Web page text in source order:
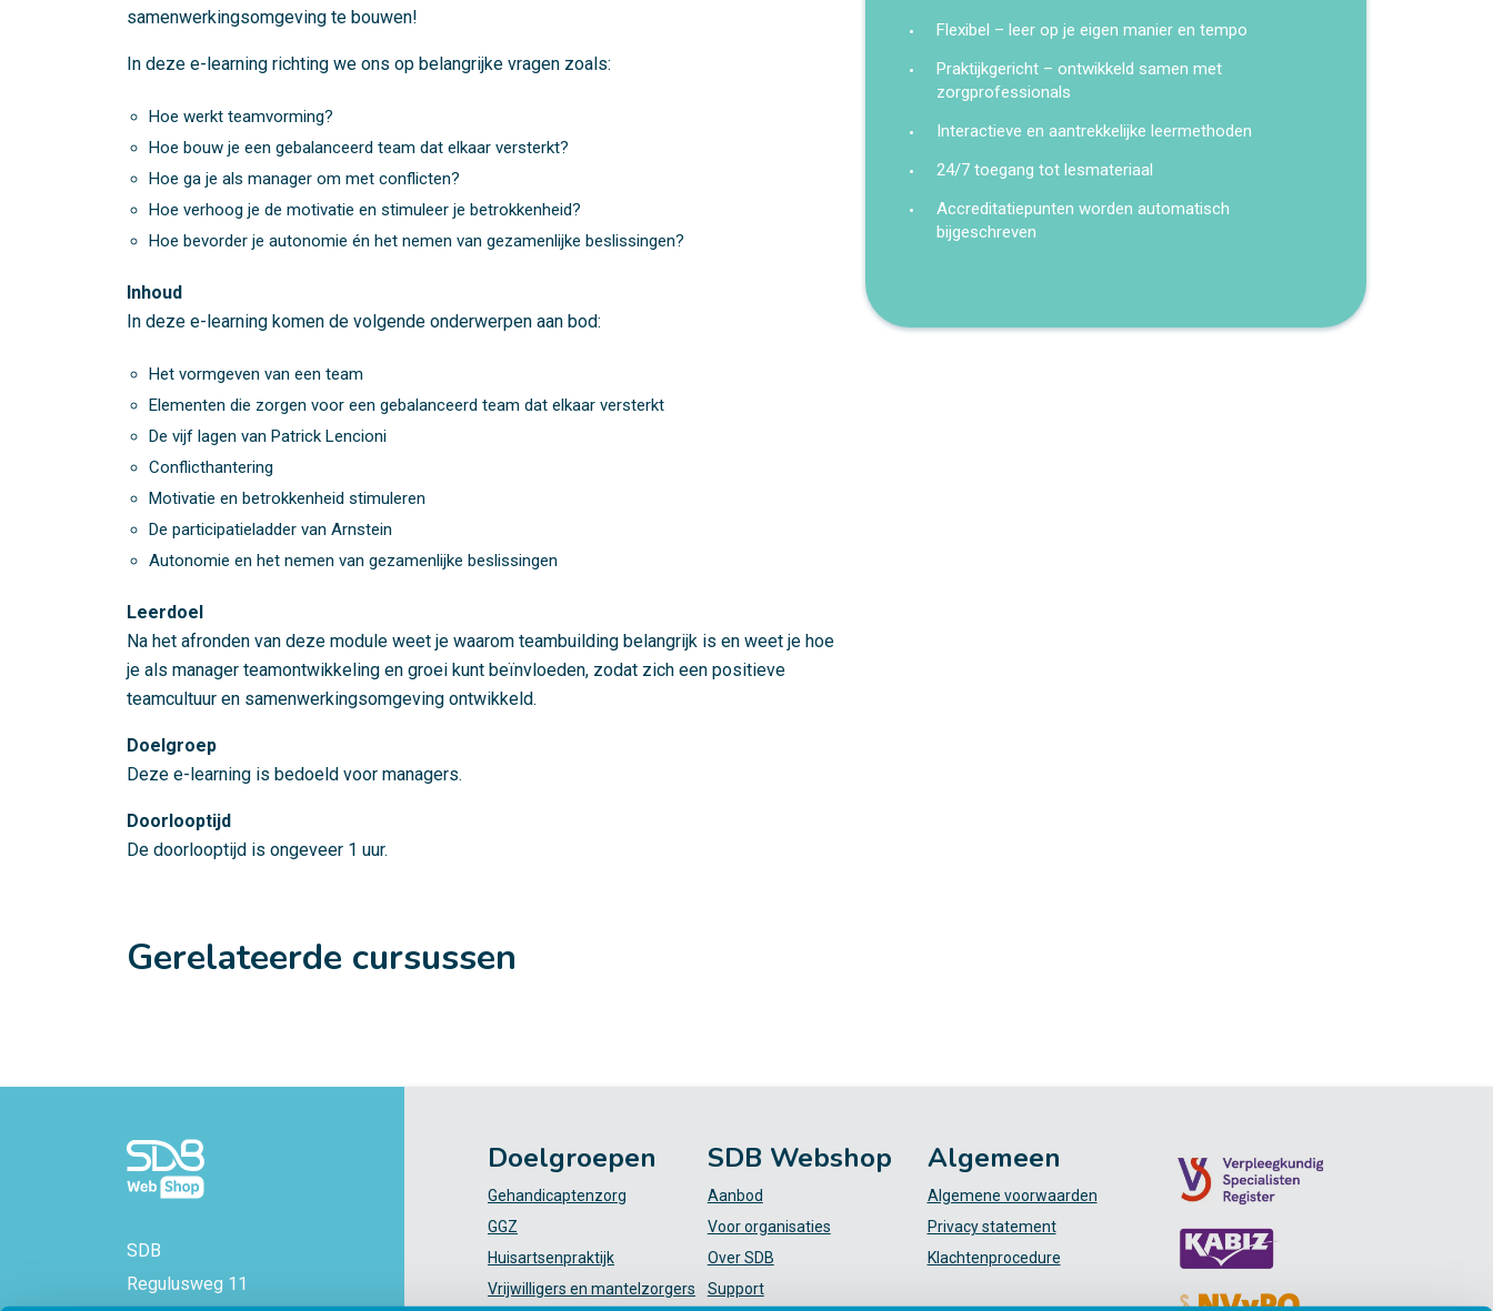
samenwerkingsomgeving te bouwen!
In deze e-learning richting we ons op belangrijke vragen zoals:
Hoe werkt teamvorming?
Hoe bouw je een gebalanceerd team dat elkaar versterkt?
Hoe ga je als manager om met conflicten?
Hoe verhoog je de motivatie en stimuleer je betrokkenheid?
Hoe bevorder je autonomie én het nemen van gezamenlijke beslissingen?
Inhoud
In deze e-learning komen de volgende onderwerpen aan bod:
Het vormgeven van een team
Elementen die zorgen voor een gebalanceerd team dat elkaar versterkt
De vijf lagen van Patrick Lencioni
Conflicthantering
Motivatie en betrokkenheid stimuleren
De participatieladder van Arnstein
Autonomie en het nemen van gezamenlijke beslissingen
Leerdoel
Na het afronden van deze module weet je waarom teambuilding belangrijk is en weet je hoe
je als manager teamontwikkeling en groei kunt beïnvloeden, zodat zich een positieve
teamcultuur en samenwerkingsomgeving ontwikkeld.
Doelgroep
Deze e-learning is bedoeld voor managers.
Doorlooptijd
De doorlooptijd is ongeveer 1 uur.
Flexibel – leer op je eigen manier en tempo
Praktijkgericht – ontwikkeld samen met
zorgprofessionals
Interactieve en aantrekkelijke leermethoden
24/7 toegang tot lesmateriaal
Accreditatiepunten worden automatisch
bijgeschreven
Gerelateerde cursussen
SDB
Regulusweg 11
Doelgroepen
Gehandicaptenzorg
GGZ
Huisartsenpraktijk
Vrijwilligers en mantelzorgers
SDB Webshop
Aanbod
Voor organisaties
Over SDB
Support
Algemeen
Algemene voorwaarden
Privacy statement
Klachtenprocedure